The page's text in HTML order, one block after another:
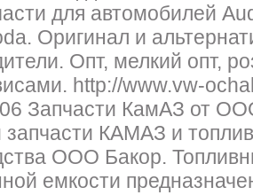
для автомобилей
Оригинал и
Опт, мелкий опт,
http://www.vw-
Запчасти КамАЗ от
КАМАЗ и
ООО Бакор.
емкости